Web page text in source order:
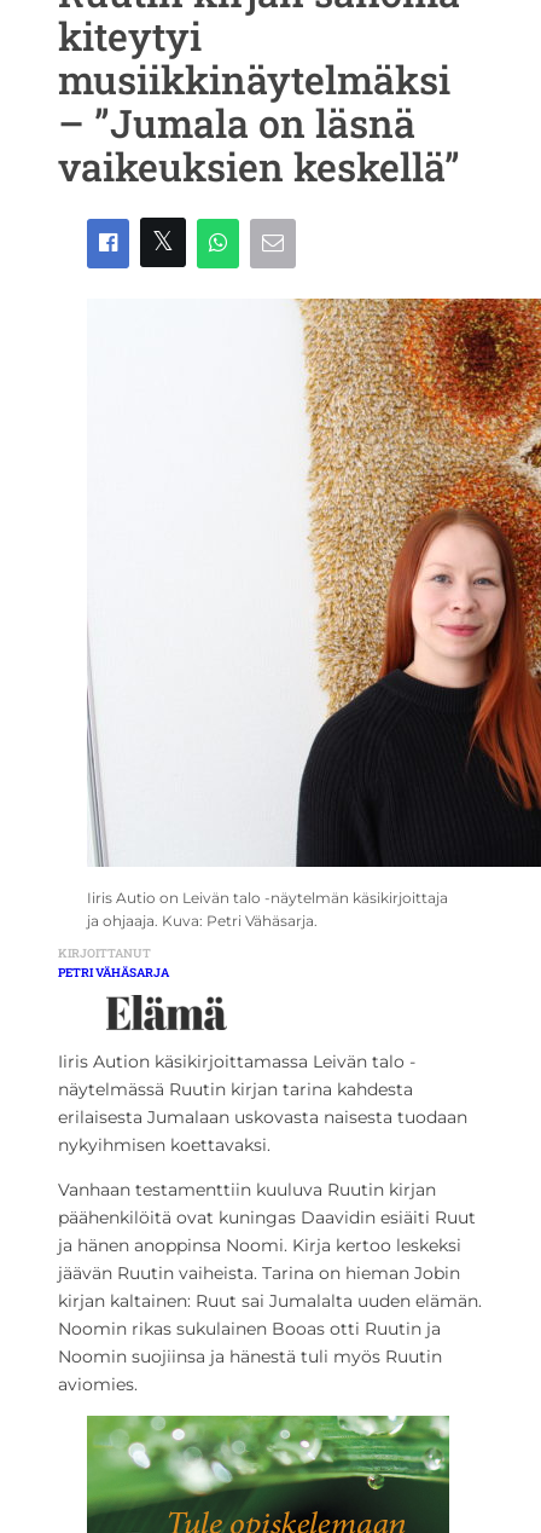
kiteytyi
musiikkinäytelmäksi
– ”Jumala on läsnä
vaikeuksien keskellä”
Iiris Autio on Leivän talo -näytelmän käsikirjoittaja
ja ohjaaja. Kuva: Petri Vähäsarja.
KIRJOITTANUT
PETRI VÄHÄSARJA
Iiris Aution käsikirjoittamassa Leivän talo -
näytelmässä Ruutin kirjan tarina kahdesta
erilaisesta Jumalaan uskovasta naisesta tuodaan
nykyihmisen koettavaksi.
Vanhaan testamenttiin kuuluva Ruutin kirjan
päähenkilöitä ovat kuningas Daavidin esiäiti Ruut
ja hänen anoppinsa Noomi. Kirja kertoo leskeksi
jäävän Ruutin vaiheista. Tarina on hieman Jobin
kirjan kaltainen: Ruut sai Jumalalta uuden elämän.
Noomin rikas sukulainen Booas otti Ruutin ja
Noomin suojiinsa ja hänestä tuli myös Ruutin
aviomies.